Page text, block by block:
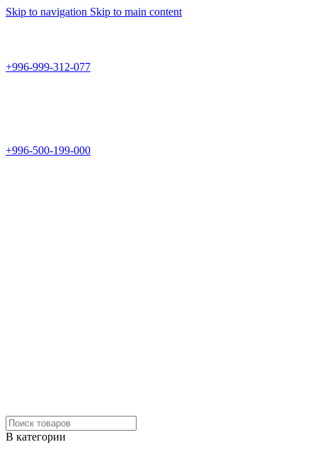
Skip to navigation Skip to main content
+996-999-312-077
+996-500-199-000
В категории